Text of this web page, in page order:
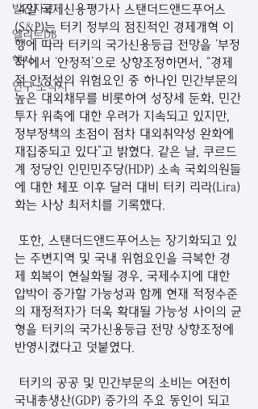
발간자료
엘리트DB
행사
연구 소식지
4일 국제신용평가사 스탠더드앤드푸어스
(S&P)는 터키 정부의 점진적인 경제개혁 이
행에 따라 터키의 국가신용등급 전망을 ‘부정
적’에서 ‘안정적’으로 상향조정하면서, “경제
적 안정성의 위험요인 중 하나인 민간부문의
높은 대외채무를 비롯하여 성장세 둔화, 민간
투자 위축에 대한 우려가 지속되고 있지만,
정부정책의 초점이 점차 대외취약성 완화에
재집중되고 있다”고 밝혔다. 같은 날, 쿠르드
계 정당인 인민민주당(HDP) 소속 국회의원들
에 대한 체포 이후 달러 대비 터키 리라(Lira)
화는 사상 최저치를 기록했다.
또한, 스탠더드앤드푸어스는 장기화되고 있
는 주변지역 및 국내 위험요인을 극복한 경
제 회복이 현실화될 경우, 국제수지에 대한
압박이 증가할 가능성과 함께 현재 적정수준
의 재정적자가 더욱 확대될 가능성 사이의 균
형을 터키의 국가신용등급 전망 상향조정에
반영시켰다고 덧붙였다.
터키의 공공 및 민간부문의 소비는 여전히
국내총생산(GDP) 증가의 주요 동인이 되고